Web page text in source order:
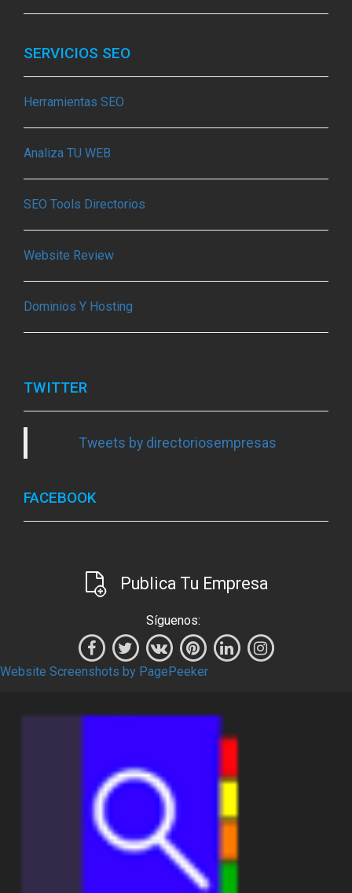
SERVICIOS SEO
Herramientas SEO
Analiza TU WEB
SEO Tools Directorios
Website Review
Dominios Y Hosting
TWITTER
Tweets by directoriosempresas
FACEBOOK
Publica Tu Empresa
Síguenos:
Website Screenshots by PagePeeker